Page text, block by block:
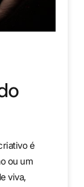
é
ou um
viva,